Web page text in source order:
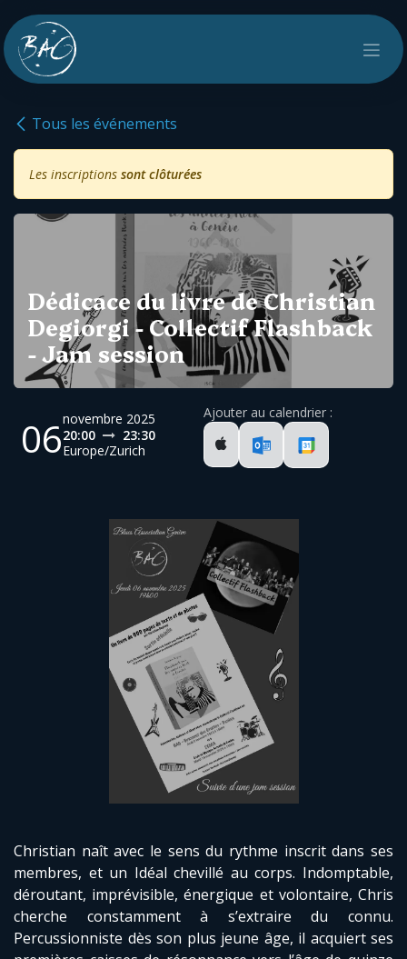
Tous les événements
Les inscriptions sont clôturées
Dédicace du livre de Christian
Degiorgi - Collectif Flashback
- Jam session
06novembre 2025
20:00
23:30
Europe/Zurich
Ajouter au calendrier :
Christian naît avec le sens du rythme inscrit dans ses
membres, et un Idéal chevillé au corps. Indomptable,
déroutant, imprévisible, énergique et volontaire, Chris
cherche constamment à s’extraire du connu.
Percussionniste dès son plus jeune âge, il acquiert ses